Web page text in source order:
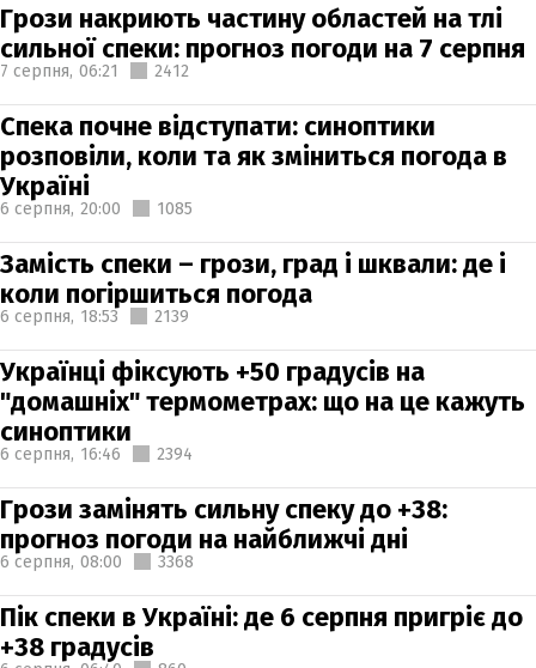
Грози накриють частину областей на тлі
сильної спеки: прогноз погоди на 7 серпня
7 серпня, 06:21 2412
Спека почне відступати: синоптики
розповіли, коли та як зміниться погода в
Україні
6 серпня, 20:00 1085
Замість спеки – грози, град і шквали: де і
коли погіршиться погода
6 серпня, 18:53 2139
Українці фіксують +50 градусів на
"домашніх" термометрах: що на це кажуть
синоптики
6 серпня, 16:46 2394
Грози замінять сильну спеку до +38:
прогноз погоди на найближчі дні
6 серпня, 08:00 3368
Пік спеки в Україні: де 6 серпня пригріє до
+38 градусів